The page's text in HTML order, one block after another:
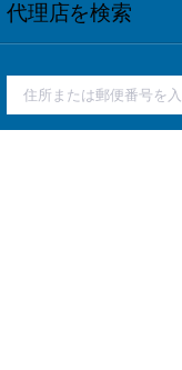
代理店を検索